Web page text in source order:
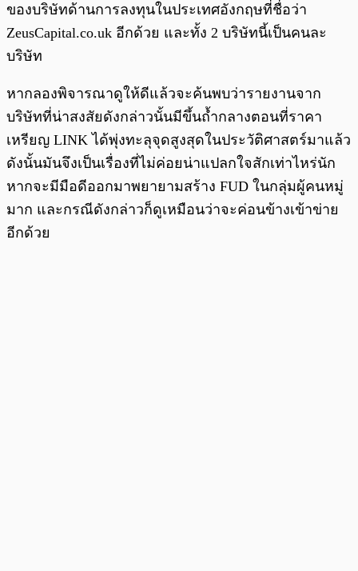
ของบริษัทด้านการลงทุนในประเทศอังกฤษที่ชื่อว่า
ZeusCapital.co.uk อีกด้วย และทั้ง 2 บริษัทนี้เป็นคนละ
บริษัท
หากลองพิจารณาดูให้ดีแล้วจะค้นพบว่ารายงานจาก
บริษัทที่น่าสงสัยดังกล่าวนั้นมีขึ้นถ้ำกลางตอนที่ราคา
เหรียญ LINK ได้พุ่งทะลุจุดสูงสุดในประวัติศาสตร์มาแล้ว
ดังนั้นมันจึงเป็นเรื่องที่ไม่ค่อยน่าแปลกใจสักเท่าไหร่นัก
หากจะมีมือดีออกมาพยายามสร้าง FUD ในกลุ่มผู้คนหมู่
มาก และกรณีดังกล่าวก็ดูเหมือนว่าจะค่อนข้างเข้าข่าย
อีกด้วย